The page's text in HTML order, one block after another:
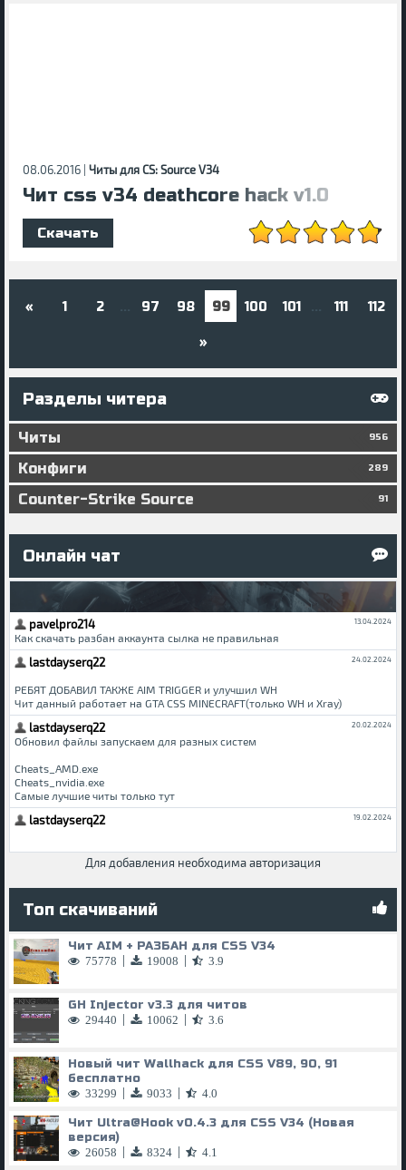
08.06.2016 | Читы для CS: Source V34
Чит css v34 deathcore hack v1.0
Скачать
« 1 2 ... 97 98 99 100 101 ... 111 112
»
Разделы читера
Читы 956
Конфиги 289
Counter-Strike Source 91
Онлайн чат
Для добавления необходима авторизация
Топ скачиваний
Чит AIM + РАЗБАН для CSS V34
75778 19008 3.9
GH Injector v3.3 для читов
29440 10062 3.6
Новый чит Wallhack для CSS V89, 90, 91
бесплатно
33299 9033 4.0
Чит Ultra@Hook v0.4.3 для CSS V34 (Новая
версия)
26058 8324 4.1